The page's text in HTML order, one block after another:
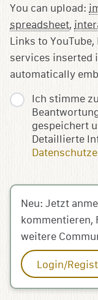
Ich stimme
gespeichert
Detaillierte
You can upload:
spreadsheet,
Links to
services inserted
automatically
Neu: Jetzt
kommentieren,
weitere
Login/